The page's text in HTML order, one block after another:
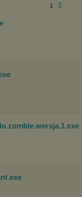
1 2
.exe
.exe